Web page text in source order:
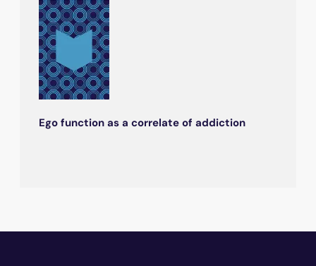
Ego function as a correlate of addiction